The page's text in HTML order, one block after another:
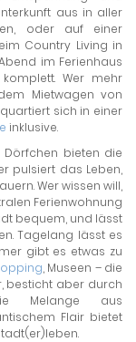
aus in aller
oder auf einer
Country Living in
im Ferienhaus
Wer mehr
Mietwagen von
sich in einer
inklusive.
Dörfchen bieten die
pulsiert das Leben,
Wer wissen will,
Ferienwohnung
bequem, und lässt
Tagelang lässt es
gibt es etwas zu
, Museen – die
besticht aber durch
Melange aus
Flair bietet